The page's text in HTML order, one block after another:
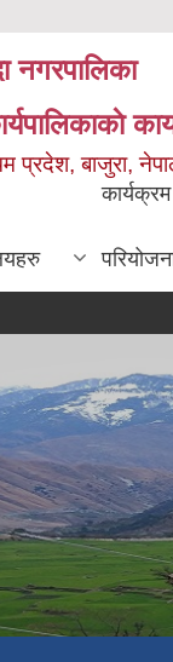
नगरपालिका
प्रदेश, बाजुरा,